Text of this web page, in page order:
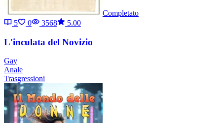
Completato
5
0 3568 5.00
L'inculata del Novizio
Gay
Anale
Trasgressioni